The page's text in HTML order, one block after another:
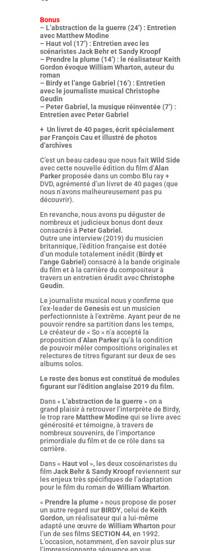
Bonus
– L’abstraction de la guerre (24’) : Entretien
avec Matthew Modine
– Haut vol (17’) : Entretien avec les
scénaristes Jack Behr et Sandy Kroopf
– Prendre la plume (14’) : le réalisateur Keith
Gordon évoque William Wharton, auteur du
roman
– Birdy et l’ange Gabriel (16’) : Entretien
avec le journaliste musical Christophe
Geudin
– Peter Gabriel, la musique réinventée (7’) :
Entretien avec Peter Gabriel
+ Un livret de 40 pages, écrit spécialement
par François Cau et illustré de photos
d’archives
C’est un beau cadeau que nous faitWild Side
avec cette nouvelle édition du film d’Alan
Parkerproposée dans un combo Blu ray +
DVD, agrémenté d’un livret de 40 pages (que
nous n’avons malheureusement pas pu
découvrir).
En revanche, nous avons pu déguster de
nombreux et judicieux bonus dont deux
consacrés à Peter Gabriel.
Outre une interview (2019) du musicien
britannique, l’édition française est dotée
d’un module totalement inédit (Birdy et
l’ange Gabriel) consacré à la bande originale
du film et à la carrière du compositeur à
travers un entretien érudit avecChristophe
Geudin.
Le journaliste musical nous y confirme que
l’ex-leader de Genesisest un musicien
perfectionniste à l’extrême. Ayant peur de ne
pouvoir rendre sa partition dans les temps,
Le créateur de « So » n’a accepté la
proposition d’Alan Parkerqu’à la condition
de pouvoir mêler compositions originales et
relectures de titres figurant sur deux de ses
albums solos.
Le reste des bonus est constitué de modules
figurant sur l’édition anglaise 2019 du film.
Dans « L’abstraction de la guerre» on a
grand plaisir à retrouver l’interprète de Birdy,
le trop rare Matthew Modinequi se livre avec
générosité et témoigne, à travers de
nombreux souvenirs, de l’importance
primordiale du film et de ce rôle dans sa
carrière.
Dans « Haut vol », les deux coscénaristes du
filmJack Behr&Sandy Kroopfreviennent sur
les enjeux très spécifiques de l’adaptation
pour le film du roman de William Wharton.
« Prendre la plume» nous propose de poser
un autre regard sur BIRDY, celui de Keith
Gordon, un réalisateur qui a lui-même
adapté une œuvre de William Wharton pour
l’un de ses filmsSECTION 44, en 1992.
L’occasion, notamment, d’en savoir plus sur